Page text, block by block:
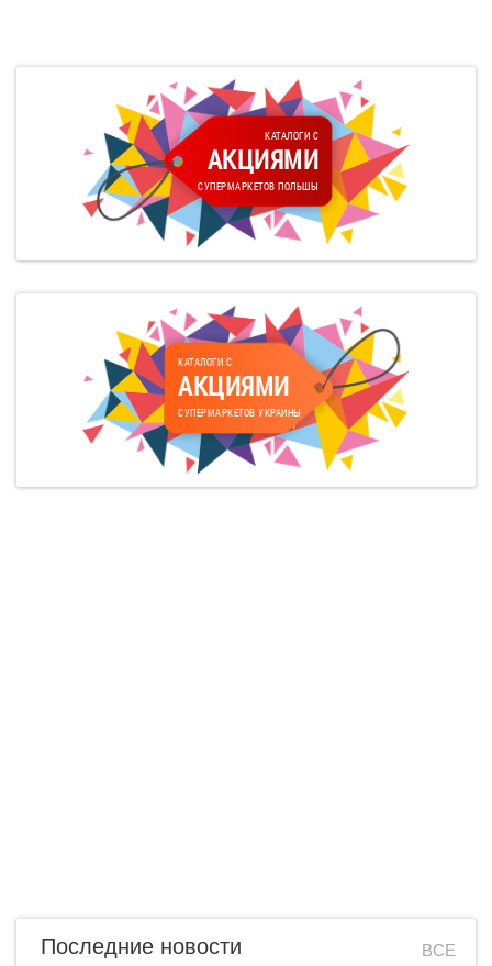
КАТАЛОГИ С
АКЦИЯМИ
СУПЕРМАРКЕТОВ ПОЛЬШЫ
КАТАЛОГИ С
АКЦИЯМИ
СУПЕРМАРКЕТОВ УКРАИНЫ
Последние новости ВСЕ